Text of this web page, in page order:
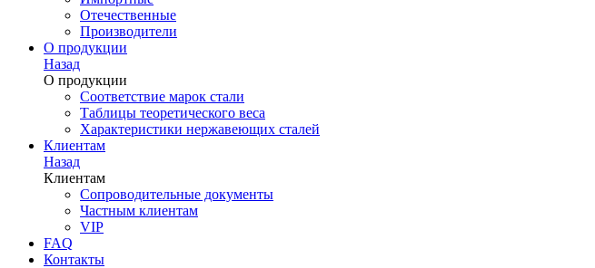
Отечественные
Производители
О продукции
Назад
О продукции
Соответствие марок стали
Таблицы теоретического веса
Характеристики нержавеющих сталей
Клиентам
Назад
Клиентам
Сопроводительные документы
Частным клиентам
VIP
FAQ
Контакты